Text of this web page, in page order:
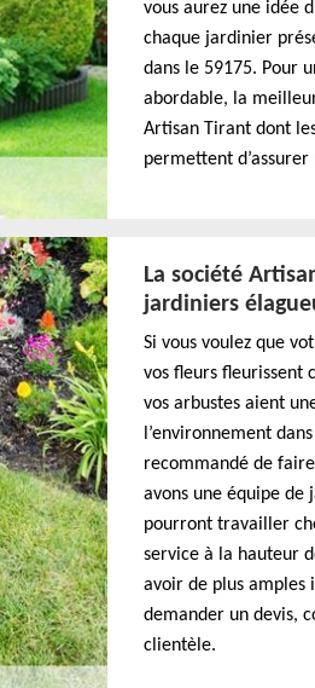
vous aurez une idée
chaque jardinier
dans le 59175. Pour
abordable, la
Artisan Tirant dont
permettent
La société
jardiniers
Si vous voulez que
vos fleurs fleurissent
vos arbustes aient
l’environnement
recommandé de
avons une équipe de
pourront travailler
service à la hauteur
avoir de plus amples
demander un devis,
clientèle.